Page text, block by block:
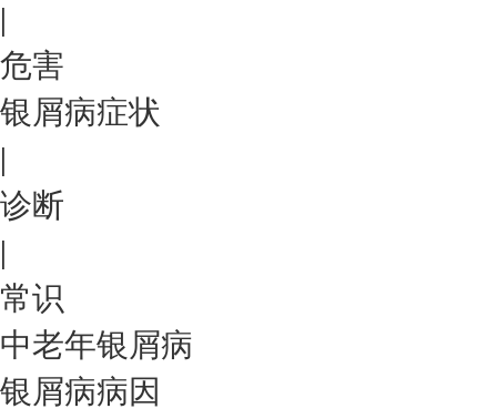
|
危害
银屑病症状
|
诊断
|
常识
中老年银屑病
银屑病病因